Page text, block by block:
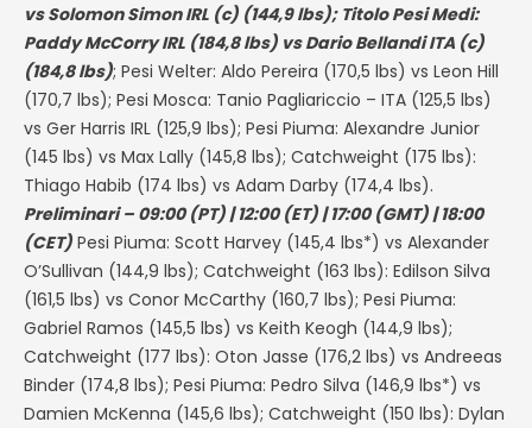
vs Solomon Simon IRL (c) (144,9 lbs); Titolo Pesi Medi:
Paddy McCorry IRL (184,8 lbs) vs Dario Bellandi ITA (c)
(184,8 lbs); Pesi Welter: Aldo Pereira (170,5 lbs) vs Leon Hill
(170,7 lbs); Pesi Mosca: Tanio Pagliariccio – ITA (125,5 lbs)
vs Ger Harris IRL (125,9 lbs); Pesi Piuma: Alexandre Junior
(145 lbs) vs Max Lally (145,8 lbs); Catchweight (175 lbs):
Thiago Habib (174 lbs) vs Adam Darby (174,4 lbs).
Preliminari – 09:00 (PT) | 12:00 (ET) | 17:00 (GMT) | 18:00
(CET) Pesi Piuma: Scott Harvey (145,4 lbs*) vs Alexander
O’Sullivan (144,9 lbs); Catchweight (163 lbs): Edilson Silva
(161,5 lbs) vs Conor McCarthy (160,7 lbs); Pesi Piuma:
Gabriel Ramos (145,5 lbs) vs Keith Keogh (144,9 lbs);
Catchweight (177 lbs): Oton Jasse (176,2 lbs) vs Andreeas
Binder (174,8 lbs); Pesi Piuma: Pedro Silva (146,9 lbs*) vs
Damien McKenna (145,6 lbs); Catchweight (150 lbs): Dylan